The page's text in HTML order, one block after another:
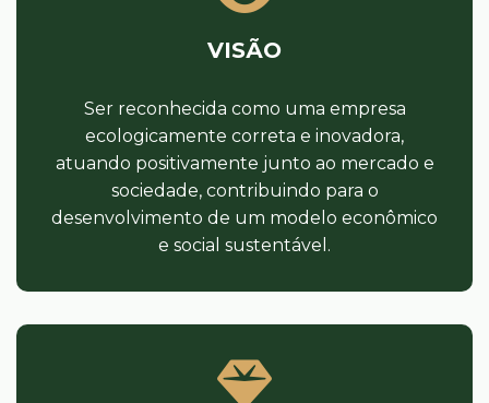
VISÃO
Ser reconhecida como uma empresa
ecologicamente correta e inovadora,
atuando positivamente junto ao mercado e
sociedade, contribuindo para o
desenvolvimento de um modelo econômico
e social sustentável.